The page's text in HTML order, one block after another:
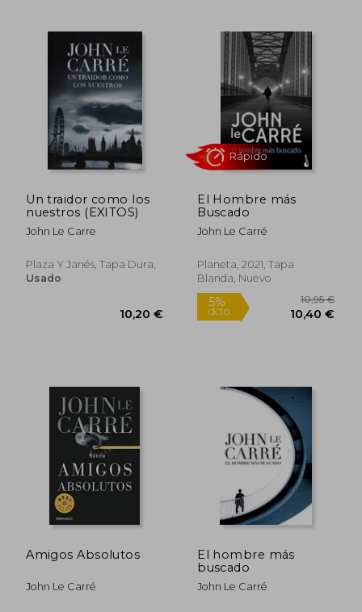
5%
dcto. 11,35 €
5%
dcto.
5%
dcto.
5%
dcto.
Rápido
Un traidor como los
nuestros (EXITOS)
John Le Carre
Plaza Y Janés, Tapa Dura,
Usado
El Hombre más
Buscado
John Le Carré
Planeta, 2021, Tapa
Blanda, Nuevo
Amigos Absolutos
John Le Carré
El hombre más
buscado
John Le Carré